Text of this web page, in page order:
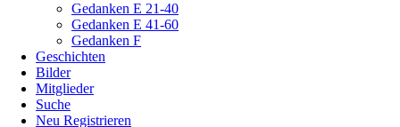
Gedanken E 21-40
Gedanken E 41-60
Gedanken F
Geschichten
Bilder
Mitglieder
Suche
Neu Registrieren